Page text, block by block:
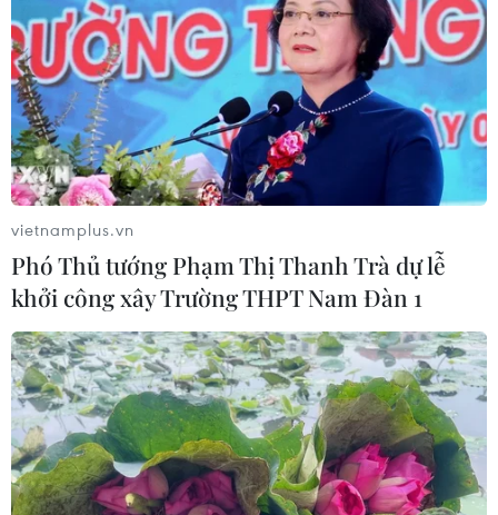
vietnamplus.vn
Phó Thủ tướng Phạm Thị Thanh Trà dự lễ
khởi công xây Trường THPT Nam Đàn 1